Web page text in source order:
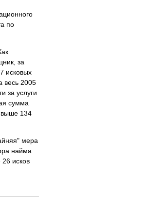
по
за
исковых
весь 2005
за услуги
сумма
134
мера
найма
исков